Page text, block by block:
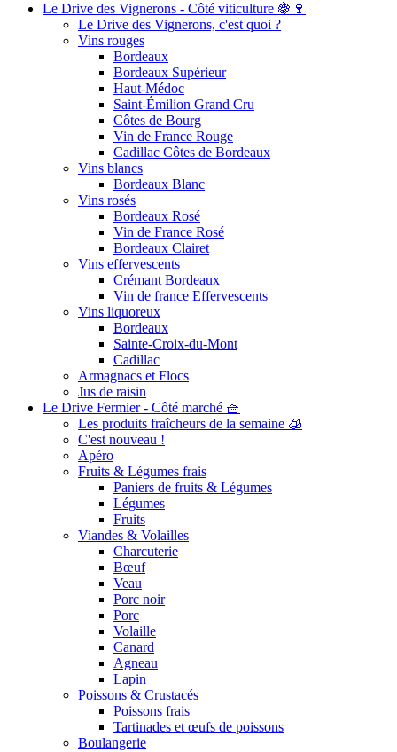
Le Drive des Vignerons - Côté viticulture 🍇🍷
Le Drive des Vignerons, c'est quoi ?
Vins rouges
Bordeaux
Bordeaux Supérieur
Haut-Médoc
Saint-Émilion Grand Cru
Côtes de Bourg
Vin de France Rouge
Cadillac Côtes de Bordeaux
Vins blancs
Bordeaux Blanc
Vins rosés
Bordeaux Rosé
Vin de France Rosé
Bordeaux Clairet
Vins effervescents
Crémant Bordeaux
Vin de france Effervescents
Vins liquoreux
Bordeaux
Sainte-Croix-du-Mont
Cadillac
Armagnacs et Flocs
Jus de raisin
Le Drive Fermier - Côté marché 🧺
Les produits fraîcheurs de la semaine 🧊
C'est nouveau !
Apéro
Fruits & Légumes frais
Paniers de fruits & Légumes
Légumes
Fruits
Viandes & Volailles
Charcuterie
Bœuf
Veau
Porc noir
Porc
Volaille
Canard
Agneau
Lapin
Poissons & Crustacés
Poissons frais
Tartinades et œufs de poissons
Boulangerie